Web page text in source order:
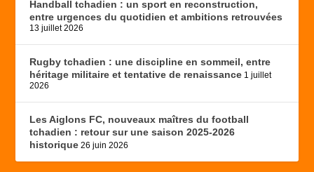
Handball tchadien : un sport en reconstruction,
entre urgences du quotidien et ambitions retrouvées
13 juillet 2026
Rugby tchadien : une discipline en sommeil, entre
héritage militaire et tentative de renaissance 1 juillet
2026
Les Aiglons FC, nouveaux maîtres du football
tchadien : retour sur une saison 2025-2026
historique 26 juin 2026